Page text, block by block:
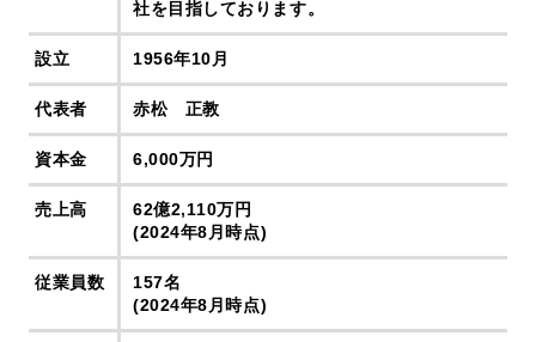
社を目指しております。
設立 1956年10月
代表者 赤松 正教
資本金 6,000万円
売上高
62億2,110万円
(2024年8月時点)
従業員数
157名
(2024年8月時点)